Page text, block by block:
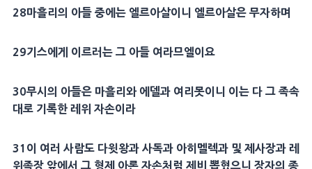
28마흘리 의 아들 중에는 엘르아살이니 엘르아살은 무자하며
29기스에게 이르러는 그 아들 여라므엘이요
30무시 의 아들은 마흘리 와 에델과 여리못이니 이는 다 그 족속
대로 기록한 레위 자손이라
31 이 여러 사람도 다윗왕과 사독과 아히멜렉과 및 제사장과 레
위 족장 앞에서 그 형제 아론자손처럼 제비 뽑혔으니 장자의 종